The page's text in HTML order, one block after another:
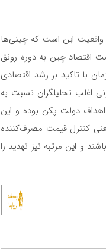
این است که چینی‌‌‌ها
به فرصت را دارند. نمونه بارز این اتفاق در سال ۲۰۲۰ و بازگشت اقتصاد چین به دوره رونق
با تاکید بر رشد اقتصادی
اغلب تحلیلگران نسبت به
دولت پکن بوده و این
کنترل قیمت مصرف‌کننده
و این مرتبه نیز تهدید را